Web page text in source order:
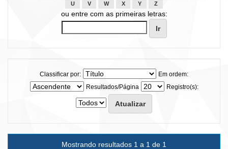
U
V W X Y Z
ou entre com as primeiras letras:
Classificar por:
Em ordem:
Resultados/Página
Registro(s):
Mostrando resultados 1 a 1 de 1